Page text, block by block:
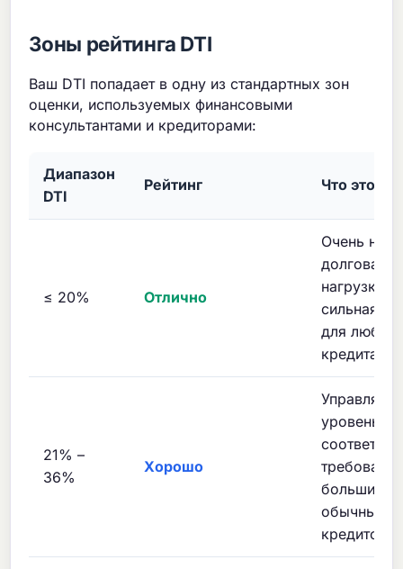
Зоны рейтинга DTI
Ваш DTI попадает в одну из стандартных зон
оценки, используемых финансовыми
консультантами и кредиторами:
Диапазон
DTI
Рейтинг Что это
≤ 20% Отлично
Очень
долговая
нагрузка —
сильная
для
кредита
21% –
36%
Хорошо
уровень —
обычных